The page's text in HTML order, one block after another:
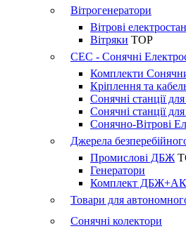
Вітрогенератори
Вітрові
Вітряки TOP
СЕС - Сонячні
Комплекти
Кріплення та
Сонячні станції для
Сонячні станції
Сонячно-Вітрові
Джерела
Промислові ДБЖ
Генератори
Комплект
Товари для
Сонячні колектори